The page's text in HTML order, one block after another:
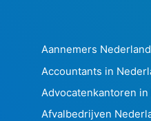
Aannemers
Accountants in
Advocatenkantoren in
Afvalbedrijven